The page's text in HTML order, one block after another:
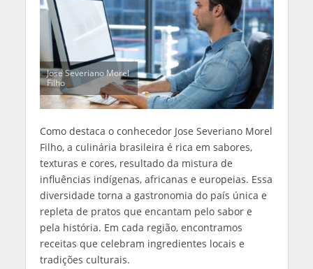
Jose Severiano Morel
Filho
Como destaca o conhecedor Jose Severiano Morel
Filho, a culinária brasileira é rica em sabores,
texturas e cores, resultado da mistura de
influências indígenas, africanas e europeias. Essa
diversidade torna a gastronomia do país única e
repleta de pratos que encantam pelo sabor e
pela história. Em cada região, encontramos
receitas que celebram ingredientes locais e
tradições culturais.